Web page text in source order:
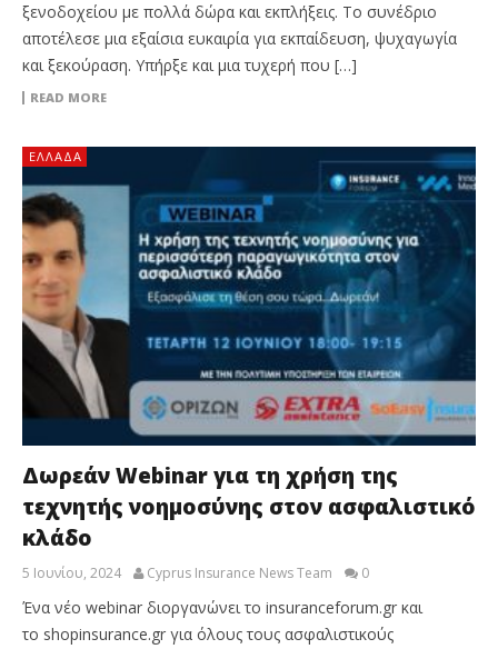
ξενοδοχείου με πολλά δώρα και εκπλήξεις. Το συνέδριο
αποτέλεσε μια εξαίσια ευκαιρία για εκπαίδευση, ψυχαγωγία
και ξεκούραση. Υπήρξε και μια τυχερή που […]
READ MORE
ΕΛΛΆΔΑ
Δωρεάν Webinar για τη χρήση της
τεχνητής νοημοσύνης στον ασφαλιστικό
κλάδο
5 Ιουνίου, 2024 Cyprus Insurance News Team 0
Ένα νέο webinar διοργανώνει το insuranceforum.gr και
το shopinsurance.gr για όλους τους ασφαλιστικούς